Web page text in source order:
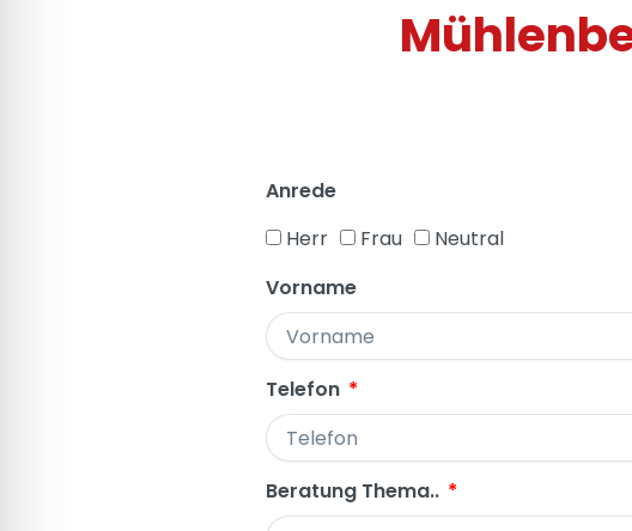
Anrede
Herr
Frau Neutral
Vorname
Telefon
Beratung Thema..